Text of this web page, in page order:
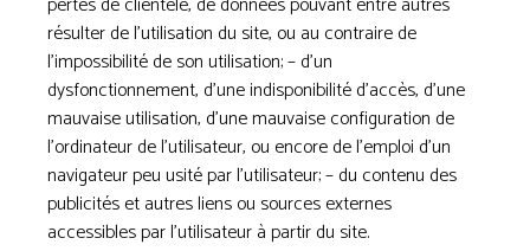
résulter de l’utilisation du site, ou au contraire de
l’impossibilité de son utilisation; – d’un
dysfonctionnement, d’une indisponibilité d’accès, d’une
mauvaise utilisation, d’une mauvaise configuration de
l’ordinateur de l’utilisateur, ou encore de l’emploi d’un
navigateur peu usité par l’utilisateur; – du contenu des
publicités et autres liens ou sources externes
accessibles par l’utilisateur à partir du site.